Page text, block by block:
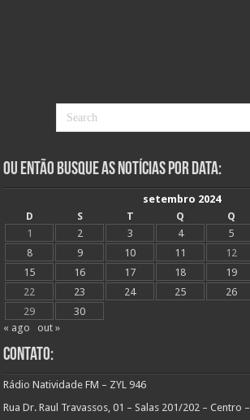
Ou Então Busque as Notícias Por Data:
setembro 2024
D
S T Q Q
1
2 3 4 5
8
9 10 11 12
15
16 17 18 19
22
23 24 25 26
29
30
« ago
out »
Contato:
Rádio Natividade FM – ZYL 946
Rua Dr. Raul Travassos, 01 – Salas 201/202 – Centro